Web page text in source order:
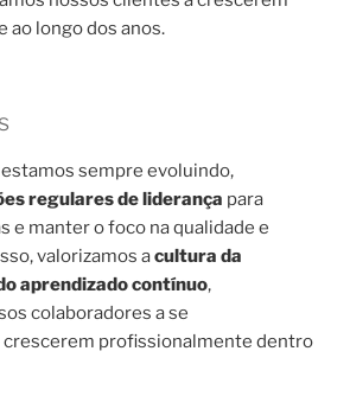
longo dos anos.
sempre evoluindo,
regulares de liderança para
e manter o foco na qualidade e
valorizamos acultura da
aprendizado contínuo,
colaboradores a se
profissionalmente dentro